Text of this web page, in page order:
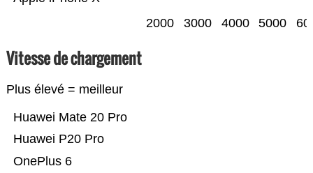
2000 3000 4000 5000
Vitesse de chargement
Plus élevé = meilleur
OnePlus 6
Huawei P20 Pro
Huawei Mate 20 Pro